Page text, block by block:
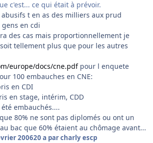
c'est... ce qui était à prévoir.
t en as des milliers aux prud
en cdi
des cas mais proportionnellement je
tellement plus que pour les autres
europe/docs/cne.pdfpour l enquete
100 embauches en CNE:
en CDI
en stage, intérim, CDD
embauchés....
80% ne sont pas diplomés ou ont un
bac que 60% étaient au chômage avant...
200620 a par charly escp